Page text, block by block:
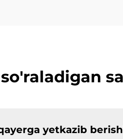
yetkazib